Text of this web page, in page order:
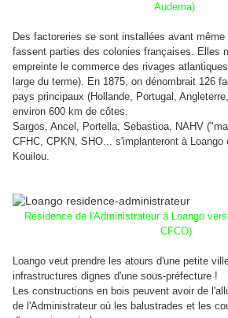
Audema)
Des factoreries se sont installées avant
fassent parties des colonies françaises. Elles
empreinte le commerce des rivages
large du terme). En 1875, on dénombrait 126
pays principaux (Hollande, Portugal,
environ 600 km de côtes.
Sargos, Ancel, Portella, Sebastioa, NAHV
CFHC, CPKN, SHO... s'implanteront à Loango
Kouilou.
Résidence de l'Administrateur à Loango
CFCO)
Loango veut prendre les atours d'une petite
infrastructures dignes d'une sous-préfecture !
Les constructions en bois peuvent avoir de
de l'Administrateur où les balustrades et les